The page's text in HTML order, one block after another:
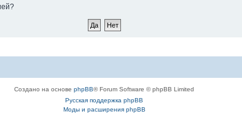
Создано на основеphpBB® Forum Software © phpBB Limited
Русская поддержка phpBB
Моды и расширения phpBB